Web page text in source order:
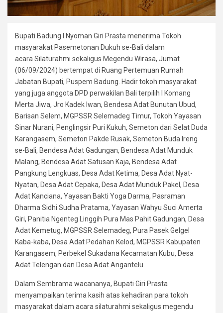
Bupati Badung I Nyoman Giri Prasta menerima Tokoh
masyarakat Pasemetonan Dukuh se-Bali dalam
acara Silaturahmi sekaligus Megendu Wirasa, Jumat
(06/09/2024) bertempat di Ruang Pertemuan Rumah
Jabatan Bupati, Puspem Badung. Hadir tokoh masyarakat
yang juga anggota DPD perwakilan Bali terpilih I Komang
Merta Jiwa, Jro Kadek Iwan, Bendesa Adat Bunutan Ubud,
Barisan Selem, MGPSSR Selemadeg Timur, Tokoh Yayasan
Sinar Nurani, Penglingsir Puri Kukuh, Semeton dari Selat Duda
Karangasem, Semeton Pakde Rusak, Semeton Buda Ireng
se-Bali, Bendesa Adat Gadungan, Bendesa Adat Munduk
Malang, Bendesa Adat Satusan Kaja, Bendesa Adat
Pangkung Lengkuas, Desa Adat Ketima, Desa Adat Nyat-
Nyatan, Desa Adat Cepaka, Desa Adat Munduk Pakel, Desa
Adat Kanciana, Yayasan Bakti Yoga Darma, Pasraman
Dharma Sidhi Sudha Pratama, Yayasan Wahyu Suci Amerta
Giri, Panitia Ngenteg Linggih Pura Mas Pahit Gadungan, Desa
Adat Kemetug, MGPSSR Selemadeg, Pura Pasek Gelgel
Kaba-kaba, Desa Adat Pedahan Kelod, MGPSSR Kabupaten
Karangasem, Perbekel Sukadana Kecamatan Kubu, Desa
Adat Telengan dan Desa Adat Angantelu.
Dalam Sembrama wacananya, Bupati Giri Prasta
menyampaikan terima kasih atas kehadiran para tokoh
masyarakat dalam acara silaturahmi sekaligus megendu